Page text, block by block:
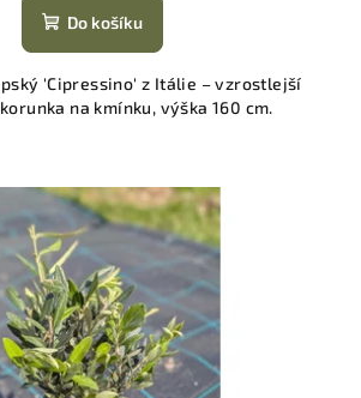
Do košíku
'Cipressino' z Itálie – vzrostlejší
na kmínku, výška 160 cm.